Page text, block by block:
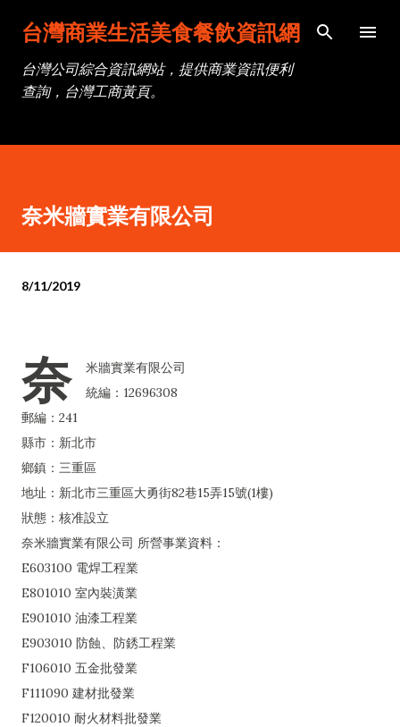
跳到主要內容
台灣商業生活美食餐飲資訊網
台灣公司綜合資訊網站，提供商業資訊便利
查詢，台灣工商黃頁。
奈米牆實業有限公司
8/11/2019
奈
米牆實業有限公司
統編：12696308
郵編：241
縣市：新北市
鄉鎮：三重區
地址：新北市三重區大勇街82巷15弄15號(1樓)
狀態：核准設立
奈米牆實業有限公司 所營事業資料：
E603100 電焊工程業
E801010 室內裝潢業
E901010 油漆工程業
E903010 防蝕、防銹工程業
F106010 五金批發業
F111090 建材批發業
F120010 耐火材料批發業